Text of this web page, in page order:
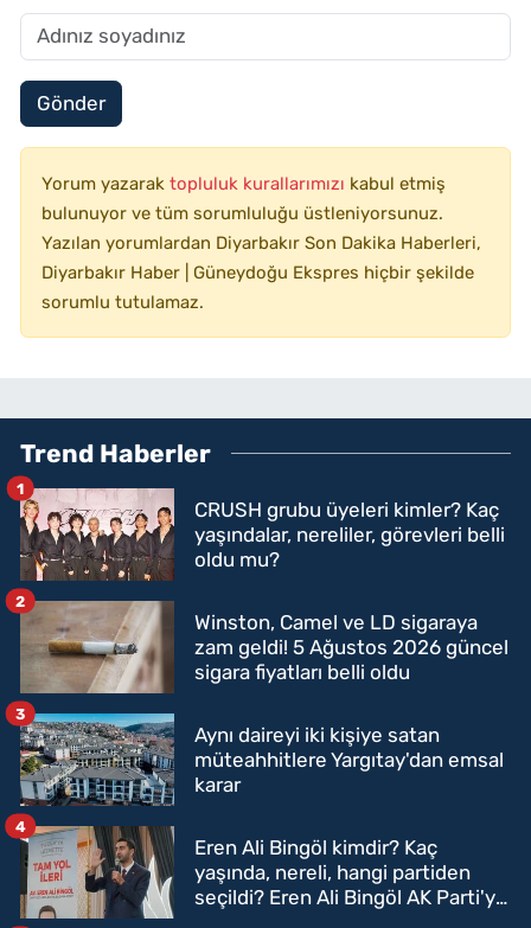
Gönder
Yorum yazarak topluluk kurallarımızı kabul etmiş
bulunuyor ve tüm sorumluluğu üstleniyorsunuz.
Yazılan yorumlardan Diyarbakır Son Dakika Haberleri,
Diyarbakır Haber | Güneydoğu Ekspres hiçbir şekilde
sorumlu tutulamaz.
Trend Haberler
CRUSH grubu üyeleri kimler? Kaç
yaşındalar, nereliler, görevleri belli
oldu mu?
1
Winston, Camel ve LD sigaraya
zam geldi! 5 Ağustos 2026 güncel
sigara fiyatları belli oldu
2
Aynı daireyi iki kişiye satan
müteahhitlere Yargıtay'dan emsal
karar
3
Eren Ali Bingöl kimdir? Kaç
yaşında, nereli, hangi partiden
seçildi? Eren Ali Bingöl AK Parti'ye
4